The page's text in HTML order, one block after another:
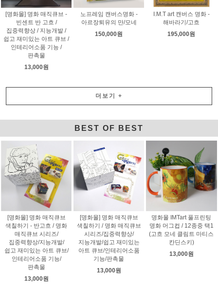
[명화몰] 명화 매직큐브 -
빈센트 반 고흐 /
집중력향상 / 지능개발 /
쉽고 재미있는 아트 큐브 /
인테리어소품 기능 /
판촉물
13,000원
노프레임 캔버스명화 -
아르장퇴유의 만/모네
150,000원
I.M.T art 캔버스 명화 -
해바라기/고흐
195,000원
더보기 +
BEST OF BEST
[명화몰] 명화 매직큐브
색칠하기 - 반고흐 / 명화
매직큐브 시리즈/
집중력향상/지능개발/
쉽고 재미있는 아트 큐브/
인테리어소품 기능/
판촉물
13,000원
[명화몰] 명화 매직큐브
색칠하기 / 명화 매직큐브
시리즈/집중력향상/
지능개발/쉽고 재미있는
아트 큐브/인테리어소품
기능/판촉물
13,000원
명화몰 IMTart 풀프린팅
명화 머그컵 / 12종중 택1
(고흐 모네 클림트 마티스
칸딘스키)
13,000원